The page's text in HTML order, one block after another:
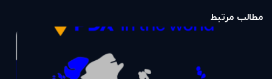
مطالب مرتبط